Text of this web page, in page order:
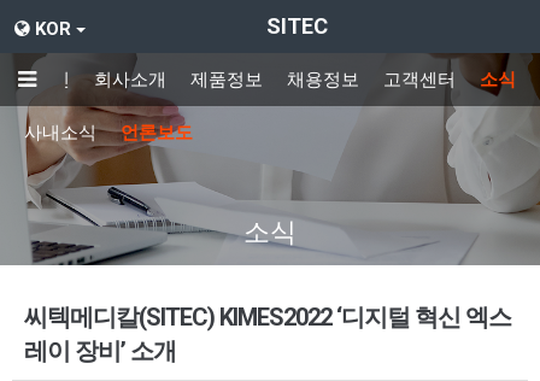
KOR SITEC
메인 회사소개 제품정보 채용정보 고객센터 소식
사내소식 언론보도
소식
씨텍메디칼(SITEC) KIMES2022 ‘디지털 혁신 엑스
레이 장비’ 소개